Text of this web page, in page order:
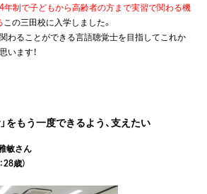
4年制で子どもから高齢者の方まで実習で関わる機
この三田校に入学しました。
わることができる言語聴覚士を目指してこれか
います！
をもう一度できるよう、支えたい
敏さん
歳）